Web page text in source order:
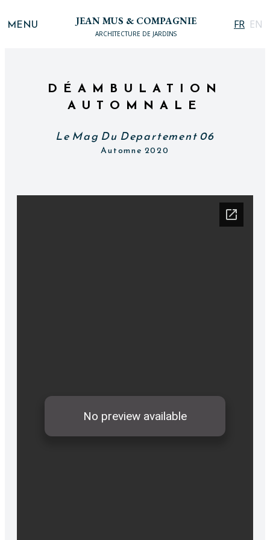
MENU JEAN MUS & COMPAGNIE
ARCHITECTURE DE JARDINS
FR EN
DÉAMBULATION
AUTOMNALE
Le Mag Du Departement 06
Automne 2020